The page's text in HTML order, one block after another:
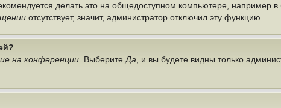
делать это на общедоступном компьютере, например в
отсутствует, значит, администратор отключил эту функцию.
на конференции . Выберите Да , и вы будете видны только